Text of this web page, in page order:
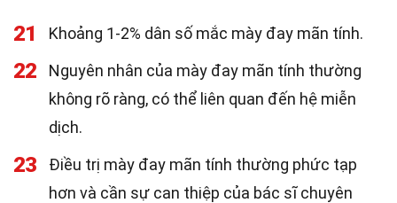
21 Khoảng 1-2% dân số mắc mày đay mãn tính.
22
Nguyên nhân của mày đay mãn tính thường
không rõ ràng, có thể liên quan đến hệ miễn
dịch.
23
Điều trị mày đay mãn tính thường phức tạp
hơn và cần sự can thiệp của bác sĩ chuyên